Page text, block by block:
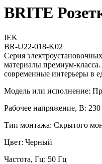
BRITE
IEK
BR-U22-018-K02
Серия
материалы премиум-
современные интерьеры в
Модель или исполнение:
Рабочее напряжение, В:
Тип монтажа: Скрытого
Цвет: Черный
Частота, Гц: 50 Гц